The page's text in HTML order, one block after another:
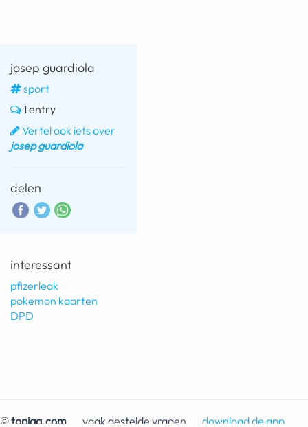
josep guardiola
sport
1 entry
Vertel ook iets over
josep guardiola
delen
interessant
pfizerleak
pokemon kaarten
DPD
©topiqq.com vaak gestelde vragen download de app